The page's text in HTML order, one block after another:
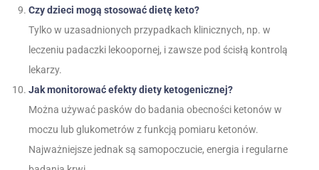
Czy dzieci mogą stosować dietę keto?
Tylko w uzasadnionych przypadkach klinicznych, np. w
leczeniu padaczki lekoopornej, i zawsze pod ścisłą kontrolą
lekarzy.
Jak monitorować efekty diety ketogenicznej?
Można używać pasków do badania obecności ketonów w
moczu lub glukometrów z funkcją pomiaru ketonów.
Najważniejsze jednak są samopoczucie, energia i regularne